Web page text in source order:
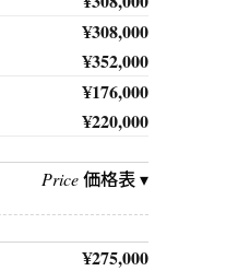
¥308,000
¥352,000
¥176,000
¥220,000
Price価格表 ▾
¥275,000